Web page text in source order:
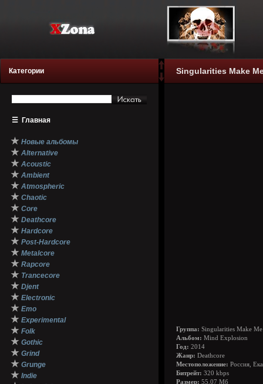
Категории
☰ Главная
★ Новые альбомы
★ Alternative
★ Acoustic
★ Ambient
★ Atmospheric
★ Chaotic
★ Core
★ Deathcore
★ Hardcore
★ Post-Hardcore
★ Metalcore
★ Rapcore
★ Trancecore
★ Djent
★ Electronic
★ Emo
★ Experimental
★ Folk
★ Gothic
★ Grind
★ Grunge
★ Indie
Singularities Make
Группа: Singularities Make
Альбом: Mind Explosion
Год: 2014
Жанр: Deathcore
Местоположение: Россия,
Битрейт: 320 kbps
Размер: 55.07 Мб